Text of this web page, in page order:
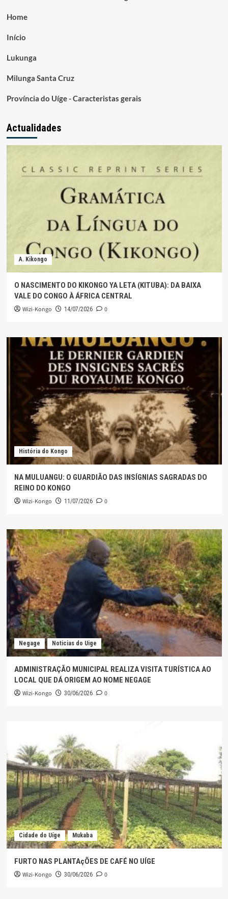
Home
Início
Lukunga
Milunga Santa Cruz
Província do Uíge - Caracteristas gerais
Actualidades
A. Kikongo
O NASCIMENTO DO KIKONGO YA LETA (KITUBA): DA BAIXA
VALE DO CONGO À ÁFRICA CENTRAL
Wizi-Kongo 14/07/2026 0
História do Kongo
NA MULUANGU: O GUARDIÃO DAS INSÍGNIAS SAGRADAS DO
REINO DO KONGO
Wizi-Kongo 11/07/2026 0
Negage Noticias do Uige
ADMINISTRAÇÃO MUNICIPAL REALIZA VISITA TURÍSTICA AO
LOCAL QUE DÁ ORIGEM AO NOME NEGAGE
Wizi-Kongo 30/06/2026 0
Cidade do Uíge Mukaba
FURTO NAS PLANTAçÕES DE CAFÉ NO UÍGE
Wizi-Kongo 30/06/2026 0